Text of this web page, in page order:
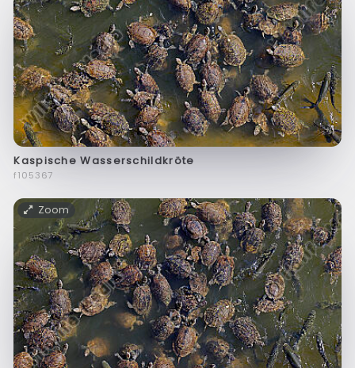
Kaspische Wasserschildkröte
f105367
Zoom